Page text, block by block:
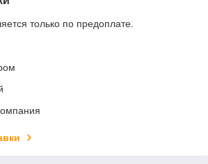
только по предоплате.